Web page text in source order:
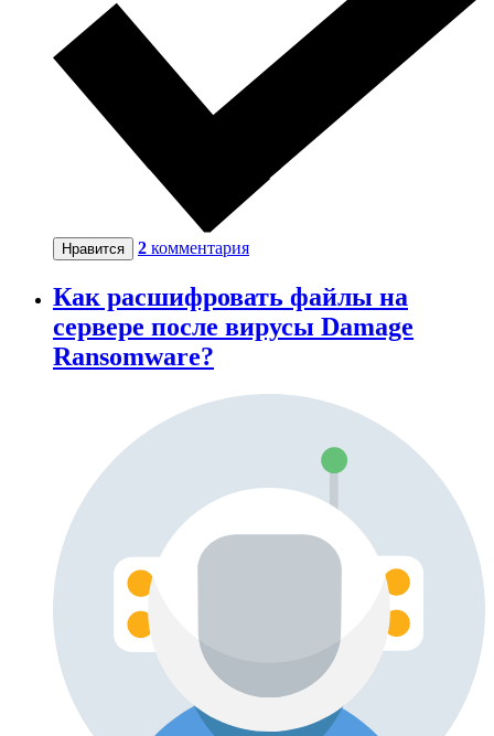
Нравится 2 комментария
Как расшифровать файлы на
сервере после вирусы Damage
Ransomware?